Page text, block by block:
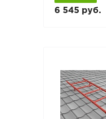
6 545 руб.